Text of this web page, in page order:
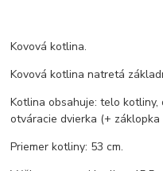
Kovová kotlina.
Kovová kotlina natretá
Kotlina obsahuje: telo kotliny,
otváracie dvierka (+ záklopka
Priemer kotliny: 53 cm.